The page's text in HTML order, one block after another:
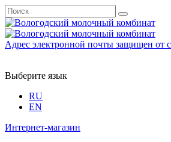
Адрес электронной почты защищен от
Выберите язык
RU
EN
Интернет-магазин